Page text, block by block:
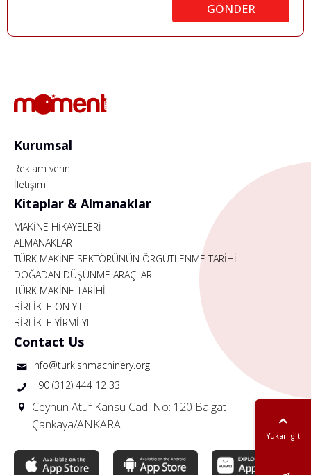
GÖNDER
Yukarı git
Kurumsal
Reklam verin
İletişim
Kitaplar & Almanaklar
MAKİNE HİKAYELERİ
ALMANAKLAR
TÜRK MAKİNE SEKTÖRÜNÜN ÖRGÜTLENME TARİHİ
DOĞADAN DÜŞÜNME ARAÇLARI
TÜRK MAKİNE TARİHİ
BİRLİKTE ON YIL
BİRLİKTE YİRMİ YIL
Contact Us
info@turkishmachinery.org
+90 (312) 444 12 33
Ceyhun Atuf Kansu Cad. No: 120 Balgat
Çankaya/ANKARA